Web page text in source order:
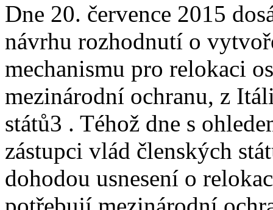
Dne 20. července 2015
návrhu rozhodnutí o
mechanismu pro relokaci
mezinárodní ochranu, z
států3 . Téhož dne s
zástupci vlád členských
dohodou usnesení o